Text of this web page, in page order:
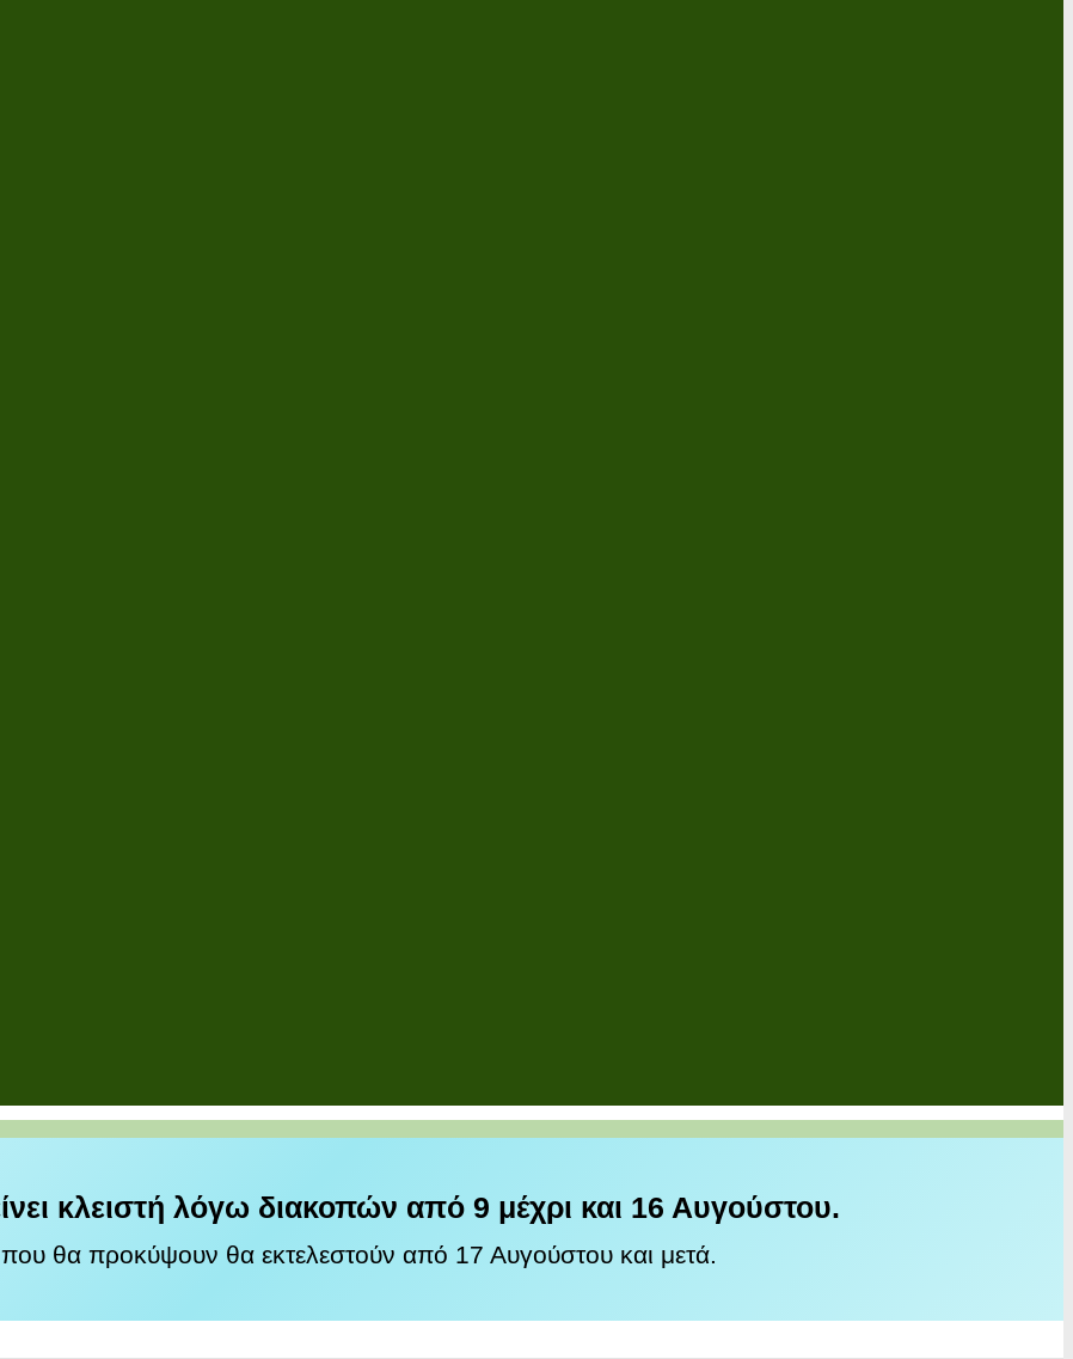
κλειστή λόγω διακοπών από 9 μέχρι και 16 Αυγούστου.
που θα προκύψουν θα εκτελεστούν από 17 Αυγούστου και μετά.